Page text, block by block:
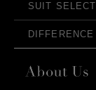
SUIT SELECT
DIFFERENCE